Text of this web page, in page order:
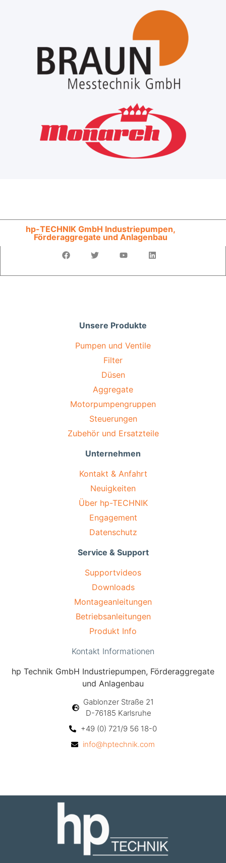
hp-TECHNIK GmbH Industriepumpen,
Förderaggregate und Anlagenbau
Unsere Produkte
Pumpen und Ventile
Filter
Düsen
Aggregate
Motorpumpengruppen
Steuerungen
Zubehör und Ersatzteile
Unternehmen
Kontakt & Anfahrt
Neuigkeiten
Über hp-TECHNIK
Engagement
Datenschutz
Service & Support
Supportvideos
Downloads
Montageanleitungen
Betriebsanleitungen
Produkt Info
Kontakt Informationen
hp Technik GmbH Industriepumpen, Förderaggregate
und Anlagenbau
Gablonzer Straße 21
D-76185 Karlsruhe
+49 (0) 721/9 56 18-0
info@hptechnik.com